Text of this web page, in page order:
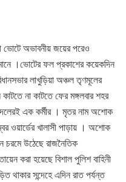
ভোটে অভাবনীয় জয়ের পরেও
।ভোটের ফল প্রকাশের কয়েকদিন
লাখুড়িয়া অঞ্চল তৃণমূলের
না কাটতে ফের মঙ্গলবার শহর
দলেরই এক কর্মীর । মৃতর নাম অশোক
ওয়ার্ডের খালাসী পাড়ায় । অশোক
চরমে উঠেছে রাজনৈতিক
করা হয়েছে বিশাল পুলিশ বাহিনী
সন্দেহে এদিন রাত পর্যন্ত